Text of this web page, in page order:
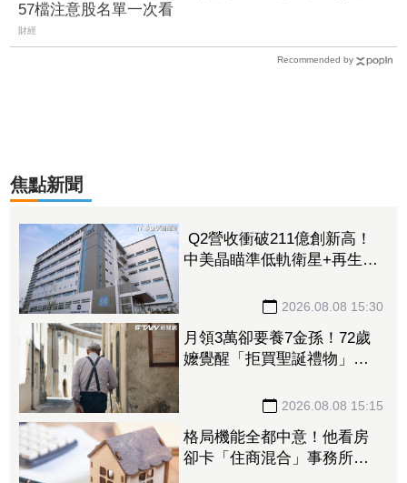
57檔注意股名單一次看
財經
Recommended by
焦點新聞
Q2營收衝破211億創新高！
中美晶瞄準低軌衛星+再生能
2026.08.08 15:30
月領3萬卻要養7金孫！72歲
嬤覺醒「拒買聖誕禮物」踩
2026.08.08 15:15
格局機能全都中意！他看房
卻卡「住商混合」事務所過